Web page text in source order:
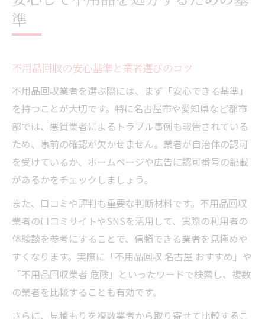
準
不用品回収の安心基準と業者選びのコツ
不用品回収業者を選ぶ際には、まず「安心できる基準」
を持つことが大切です。特に名古屋市や愛知県など都市
部では、悪質業者によるトラブル事例も報告されている
ため、事前の確認が欠かせません。業者が自治体の認可
を受けているか、ホームページや広告に認可番号の記載
があるかをチェックしましょう。
また、口コミや評判も重要な判断材料です。不用品回収
業者の口コミサイトやSNSを活用して、実際の利用者の
体験談を参考にすることで、信頼できる業者を見極めや
すくなります。実際に「不用品回収 名古屋 おすすめ」や
「不用品回収業者 危険」といったワードで検索し、複数
の業者を比較することも有効です。
さらに、見積もりを複数業者から取り寄せて比較するこ